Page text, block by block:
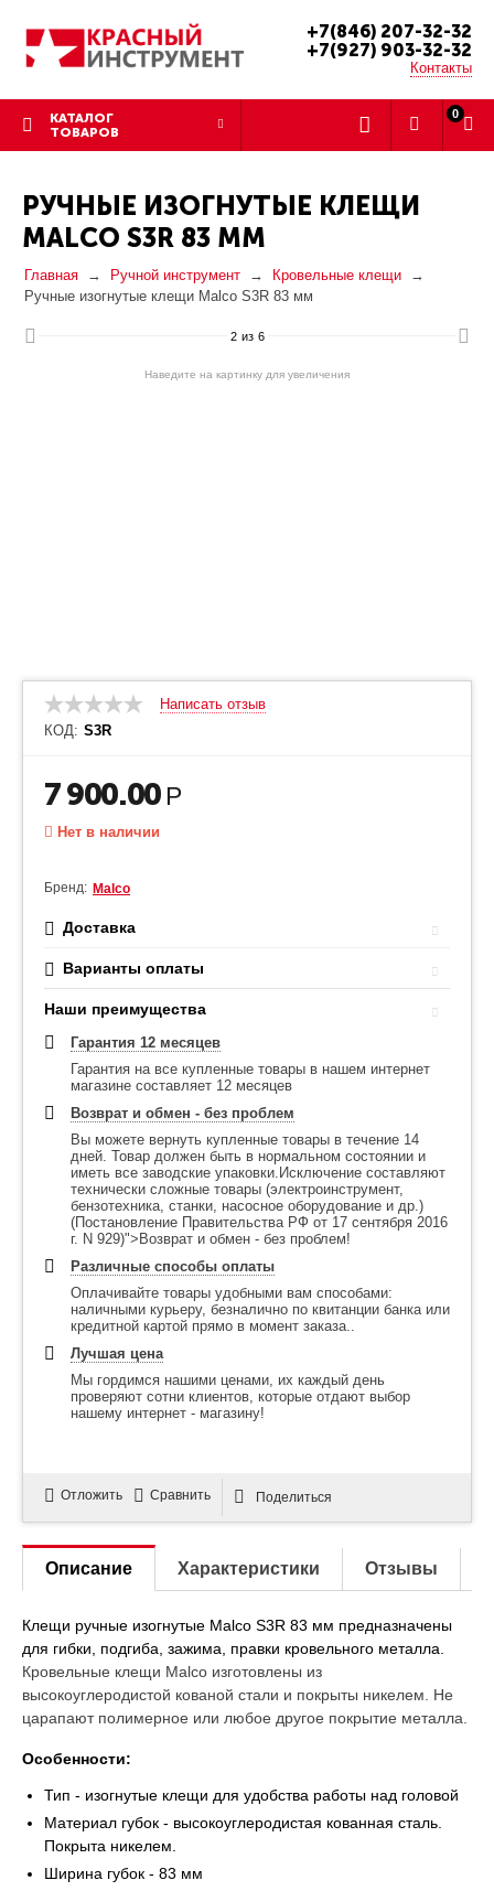
+7(846) 207-32-32
+7(927) 903-32-32
Контакты
КАТАЛОГ
ТОВАРОВ
0
РУЧНЫЕ ИЗОГНУТЫЕ КЛЕЩИ
MALCO S3R 83 ММ
Главная Ручной инструмент
Кровельные клещи
Ручные изогнутые клещи Malco S3R 83 мм
2 из 6
Наведите на картинку для увеличения
Написать отзыв
КОД: S3R
7 900.00Р
Нет в наличии
Бренд: Malco
Доставка
Варианты оплаты
Наши преимущества
Гарантия 12 месяцев
Гарантия на все купленные товары в нашем интернет
магазине составляет 12 месяцев
Возврат и обмен - без проблем
Вы можете вернуть купленные товары в течение 14
дней. Товар должен быть в нормальном состоянии и
иметь все заводские упаковки.Исключение составляют
технически сложные товары (электроинструмент,
бензотехника, станки, насосное оборудование и др.)
(Постановление Правительства РФ от 17 сентября 2016
г. N 929)">Возврат и обмен - без проблем!
Различные способы оплаты
Оплачивайте товары удобными вам способами:
наличными курьеру, безналично по квитанции банка или
кредитной картой прямо в момент заказа..
Лучшая цена
Мы гордимся нашими ценами, их каждый день
проверяют сотни клиентов, которые отдают выбор
нашему интернет - магазину!
Отложить Сравнить Поделиться
Описание Характеристики Отзывы
Клещи ручные изогнутые Malco S3R 83 мм предназначены
для гибки, подгиба, зажима, правки кровельного металла.
Кровельные клещи Malco изготовлены из
высокоуглеродистой кованой стали и покрыты никелем. Не
царапают полимерное или любое другое покрытие металла.
Особенности:
Тип - изогнутые клещи для удобства работы над головой
Материал губок - высокоуглеродистая кованная сталь.
Покрыта никелем.
Ширина губок - 83 мм